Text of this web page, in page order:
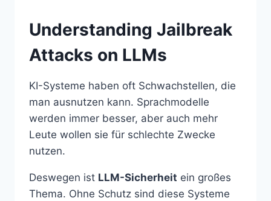
Understanding Jailbreak
Attacks on LLMs
KI-Systeme haben oft Schwachstellen, die
man ausnutzen kann. Sprachmodelle
werden immer besser, aber auch mehr
Leute wollen sie für schlechte Zwecke
nutzen.
Deswegen ist LLM-Sicherheit ein großes
Thema. Ohne Schutz sind diese Systeme